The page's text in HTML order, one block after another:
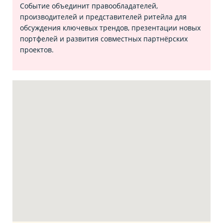
Событие объединит правообладателей,
производителей и представителей ритейла для
обсуждения ключевых трендов, презентации новых
портфелей и развития совместных партнёрских
проектов.